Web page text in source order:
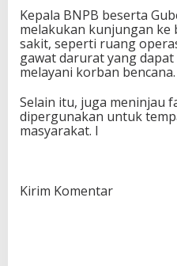
Kepala BNPB beserta
melakukan kunjungan ke
sakit, seperti ruang
gawat darurat yang
melayani korban bencana.
Selain itu, juga meninjau
dipergunakan untuk
masyarakat. I
Kirim Komentar